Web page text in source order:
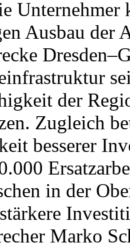
Ausbau
der
Zugleich
besserer
in der
Marko